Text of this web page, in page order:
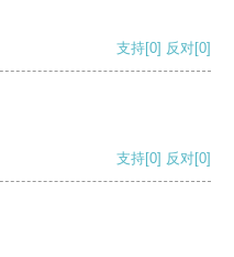
支持[0] 反对[0]
支持[0] 反对[0]